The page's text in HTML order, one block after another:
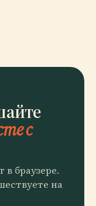
с
браузере.
на